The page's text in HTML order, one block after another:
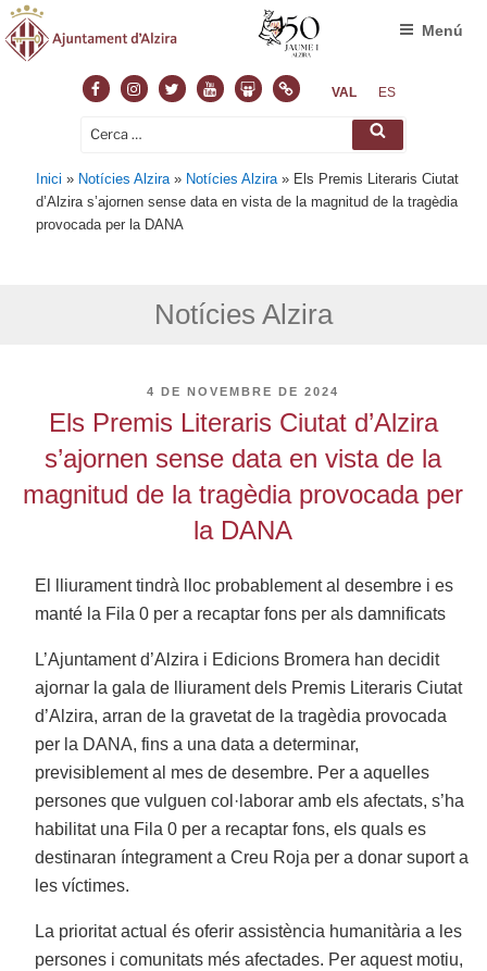
FacebookInstagram
TwitterYoutubeSlideshare
NormasVAL ES
Cerca: Cerca
Menú
Inici » Notícies Alzira » Notícies Alzira » Els Premis Literaris Ciutat
d’Alzira s’ajornen sense data en vista de la magnitud de la tragèdia
provocada per la DANA
Notícies Alzira
PUBLICAT
4 DE NOVEMBRE DE 2024
Els Premis Literaris Ciutat d’Alzira
s’ajornen sense data en vista de la
magnitud de la tragèdia provocada per
la DANA
El lliurament tindrà lloc probablement al desembre i es
manté la Fila 0 per a recaptar fons per als damnificats
L’Ajuntament d’Alzira i Edicions Bromera han decidit
ajornar la gala de lliurament dels Premis Literaris Ciutat
d’Alzira, arran de la gravetat de la tragèdia provocada
per la DANA, fins a una data a determinar,
previsiblement al mes de desembre. Per a aquelles
persones que vulguen col·laborar amb els afectats, s’ha
habilitat una Fila 0 per a recaptar fons, els quals es
destinaran íntegrament a Creu Roja per a donar suport a
les víctimes.
La prioritat actual és oferir assistència humanitària a les
persones i comunitats més afectades. Per aquest motiu,